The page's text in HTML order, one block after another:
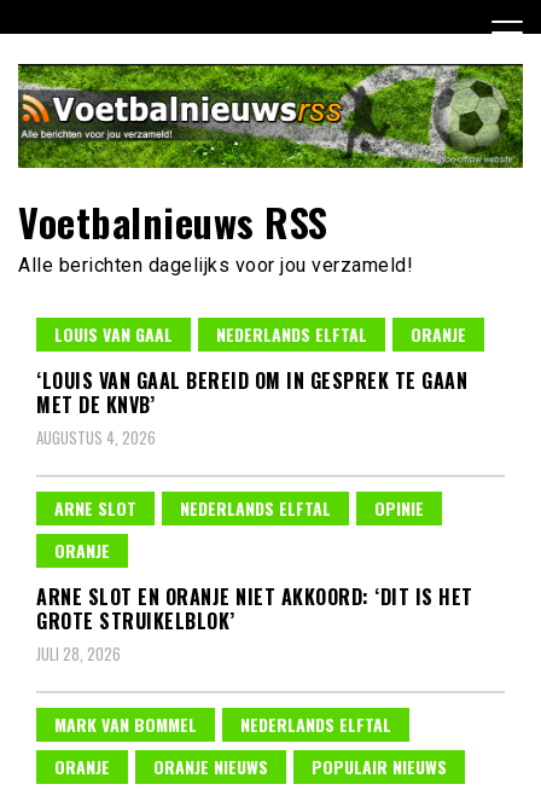
naar
inhoud
Voetbalnieuws RSS
Alle berichten dagelijks voor jou verzameld!
LOUIS VAN GAAL NEDERLANDS ELFTAL ORANJE
‘LOUIS VAN GAAL BEREID OM IN GESPREK TE GAAN
MET DE KNVB’
AUGUSTUS 4, 2026
ARNE SLOT NEDERLANDS ELFTAL
OPINIE
ORANJE
ARNE SLOT EN ORANJE NIET AKKOORD: ‘DIT IS HET
GROTE STRUIKELBLOK’
JULI 28, 2026
MARK VAN BOMMEL
NEDERLANDS ELFTAL
ORANJE
ORANJE NIEUWS POPULAIR NIEUWS